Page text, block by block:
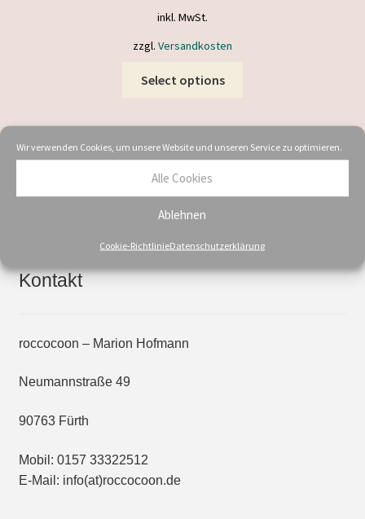
Wir verwenden Cookies, um unsere Website und unseren Service zu optimieren.
Alle Cookies
Ablehnen
Cookie-RichtlinieDatenschutzerklärung
inkl. MwSt.
zzgl. Versandkosten
Select options
multiple
variants.
options
chosen
on
Kontakt
roccocoon – Marion Hofmann
Neumannstraße 49
90763 Fürth
Mobil: 0157 33322512
E-Mail: info(at)roccocoon.de